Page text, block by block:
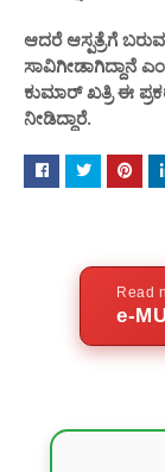
ಆದರೆ ಆಸ್ಪತ್ರೆಗೆ
ಸಾವಿಗೀಡಾಗಿದ್ದಾನೆ
ಕುಮಾರ್ ಖತ್ರಿ ಈ
ನೀಡಿದ್ದಾರೆ.
Read
e-